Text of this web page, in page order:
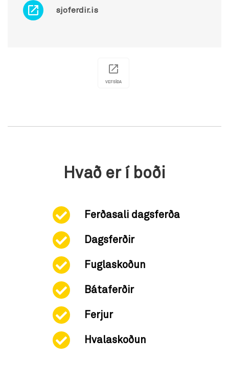
sjoferdir.is
VEFSÍÐA
Hvað er í boði
Ferðasali dagsferða
Dagsferðir
Fuglaskoðun
Bátaferðir
Ferjur
Hvalaskoðun